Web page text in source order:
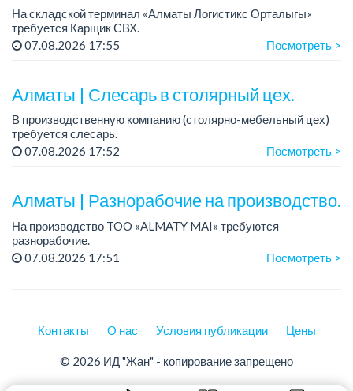
На складской терминал «Алматы Логистикс Орталыгы»
требуется Карщик СВХ.
График работы: 6/1, с 09.00 до 18.00.
07.08.2026 17:55 Посмотреть >
Алматы | Слесарь в столярный цех.
В производственную компанию (столярно-мебельный цех)
требуется слесарь.
График работы: 5/2, с 08.00 до 18.00.
07.08.2026 17:52 Посмотреть >
Алматы | Разнорабочие на производство.
На производство TOO «ALMATY MAI» требуются
разнорабочие.
Зарплата: от 250 000 до 300 000 тенге на руки.
07.08.2026 17:51 Посмотреть >
Контакты О нас Условия публикации Цены
© 2026 ИД "Жан" - копирование запрещено